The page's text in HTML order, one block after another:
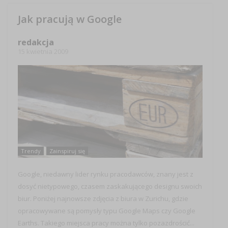
Jak pracują w Google
redakcja
Trendy Zainspiruj się
Google, niedawny lider rynku pracodawców, znany jest z
dosyć nietypowego, czasem zaskakującego designu swoich
biur. Poniżej najnowsze zdjęcia z biura w Zurichu, gdzie
opracowywane są pomysły typu Google Maps czy Google
Earths. Takiego miejsca pracy można tylko pozazdrościć...